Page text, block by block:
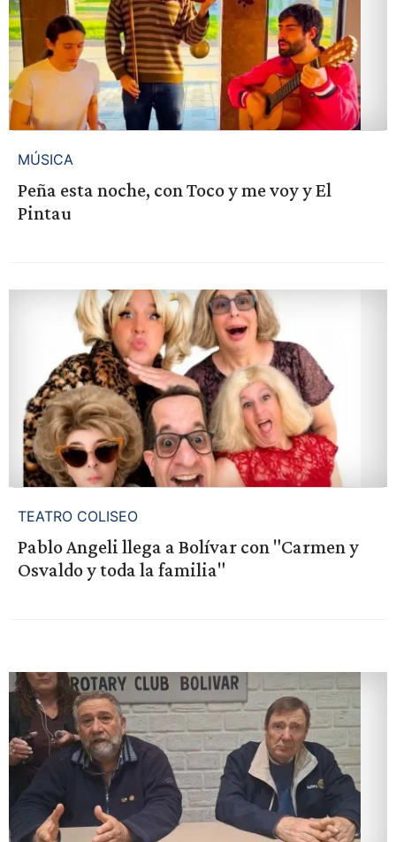
MÚSICA
Peña esta noche, con Toco y me voy y El
Pintau
TEATRO COLISEO
Pablo Angeli llega a Bolívar con "Carmen y
Osvaldo y toda la familia"